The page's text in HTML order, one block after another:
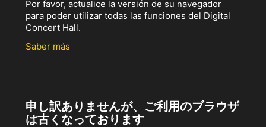
Por favor, actualice la versión de su navegador
para poder utilizar todas las funciones del Digital
Concert Hall.
Saber más
申し訳ありませんが、ご利用のブラウザ
は古くなっております